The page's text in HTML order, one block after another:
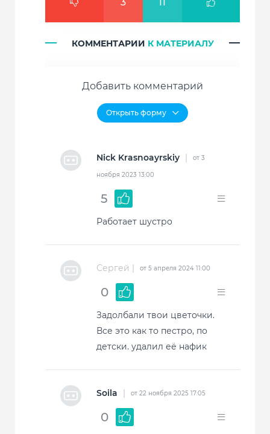
КОММЕНТАРИИ К МАТЕРИАЛУ
Добавить комментарий
Nick Krasnoayrskiy | от 3
ноября 2023 13:00
5
Работает шустро
Сергей | от 5 апреля 2024 11:00
0
Задолбали твои цветочки.
Все это как то пестро, по
детски. удалил её нафик
Soila | от 22 ноября 2025 17:05
0